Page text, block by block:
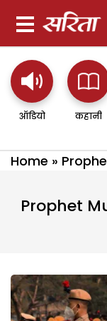
ऑडियो कहानी
Home »
Prophet